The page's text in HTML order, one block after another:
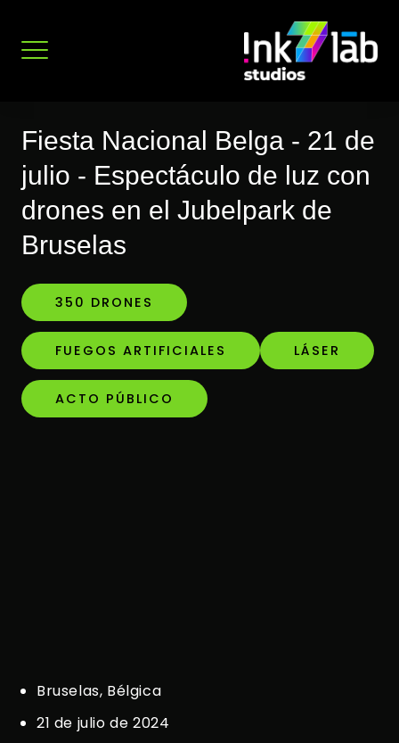
contenido
Fiesta Nacional Belga - 21 de
julio - Espectáculo de luz con
drones en el Jubelpark de
Bruselas
350 DRONES
FUEGOS ARTIFICIALES LÁSER
ACTO PÚBLICO
Bruselas, Bélgica
21 de julio de 2024